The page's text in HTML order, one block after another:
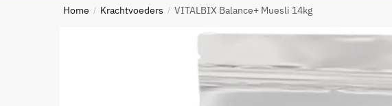
Home / Krachtvoeders / VITALBIX Balance+ Muesli 14kg